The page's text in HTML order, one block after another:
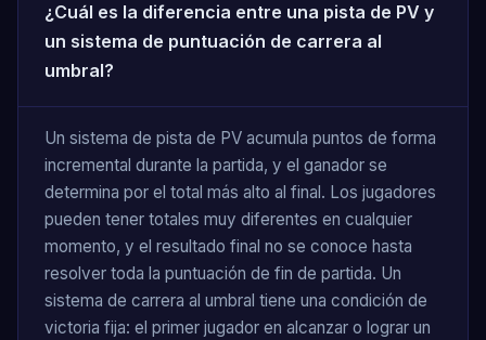
¿Cuál es la diferencia entre una pista de PV y
un sistema de puntuación de carrera al
umbral?
Un sistema de pista de PV acumula puntos de forma
incremental durante la partida, y el ganador se
determina por el total más alto al final. Los jugadores
pueden tener totales muy diferentes en cualquier
momento, y el resultado final no se conoce hasta
resolver toda la puntuación de fin de partida. Un
sistema de carrera al umbral tiene una condición de
victoria fija: el primer jugador en alcanzar o lograr un